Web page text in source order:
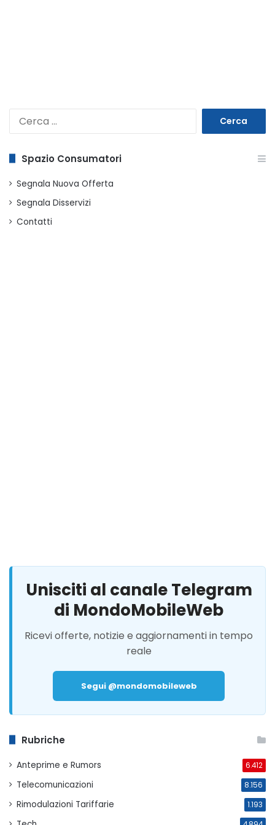
Spazio Consumatori
Segnala Nuova Offerta
Segnala Disservizi
Contatti
Unisciti al canale Telegram
di MondoMobileWeb
Ricevi offerte, notizie e aggiornamenti in tempo
reale
Segui @mondomobileweb
Rubriche
Anteprime e Rumors 6.412
Telecomunicazioni 8.156
Rimodulazioni Tariffarie 1.193